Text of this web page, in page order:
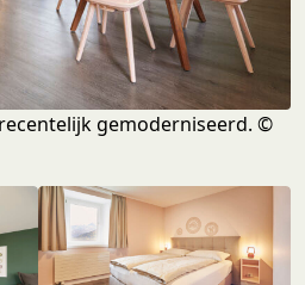
gemoderniseerd. ©